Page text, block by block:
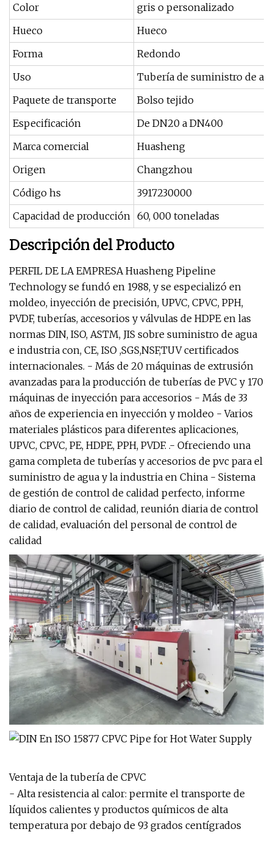
Color
gris o personalizado
Hueco
Hueco
Forma
Redondo
Uso
Tubería de suministro de
Paquete de transporte
Bolso tejido
Especificación
De DN20 a DN400
Marca comercial
Huasheng
Origen
Changzhou
Código hs
3917230000
Capacidad de producción 60, 000 toneladas
Descripción del Producto
PERFIL DE LA EMPRESA Huasheng Pipeline
Technology se fundó en 1988, y se especializó en
moldeo, inyección de precisión, UPVC, CPVC, PPH,
PVDF, tuberías, accesorios y válvulas de HDPE en las
normas DIN, ISO, ASTM, JIS sobre suministro de agua
e industria con, CE, ISO ,SGS,NSF,TUV certificados
internacionales. - Más de 20 máquinas de extrusión
avanzadas para la producción de tuberías de PVC y 170
máquinas de inyección para accesorios - Más de 33
años de experiencia en inyección y moldeo - Varios
materiales plásticos para diferentes aplicaciones,
UPVC, CPVC, PE, HDPE, PPH, PVDF. .- Ofreciendo una
gama completa de tuberías y accesorios de pvc para el
suministro de agua y la industria en China - Sistema
de gestión de control de calidad perfecto, informe
diario de control de calidad, reunión diaria de control
de calidad, evaluación del personal de control de
calidad
Ventaja de la tubería de CPVC
- Alta resistencia al calor: permite el transporte de
líquidos calientes y productos químicos de alta
temperatura por debajo de 93 grados centígrados